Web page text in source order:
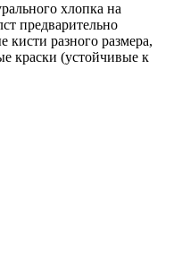
хлопка на
предварительно
кисти разного размера,
краски (устойчивые к